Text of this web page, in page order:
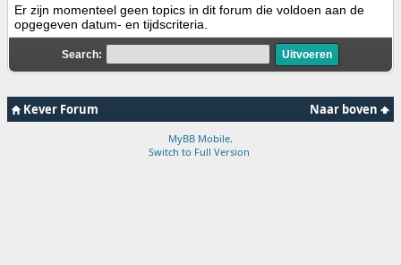
Er zijn momenteel geen topics in dit forum die voldoen aan de
opgegeven datum- en tijdscriteria.
Search:
Naar boven
Kever Forum
MyBB Mobile
Switch to Full Version